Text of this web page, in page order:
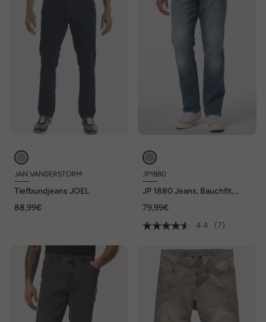
JAN VANDERSTORM
Tiefbundjeans JOEL
88,99€
JP1880
JP 1880 Jeans, Bauchfit,
Regular Fit, 5-Pocket, bis Gr.
79,99€
4.4
(7)